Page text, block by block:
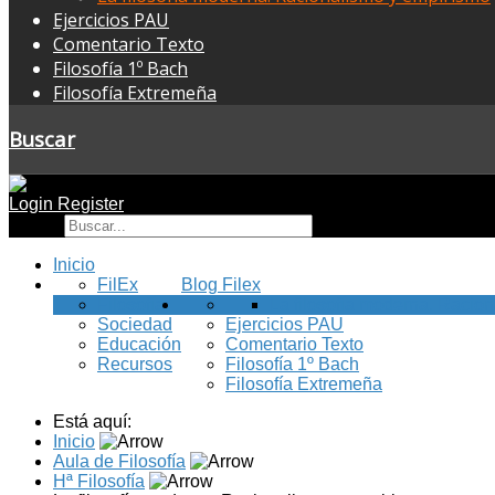
Ejercicios PAU
Comentario Texto
Filosofía 1º Bach
Filosofía Extremeña
Buscar
Login Register
Inicio
Blog Filex
FilEx
Filosofía
Sociedad
Educación
Recursos
Ejercicios PAU
Comentario Texto
Filosofía 1º Bach
Filosofía Extremeña
Está aquí:
Inicio
Aula de Filosofía
Hª Filosofía